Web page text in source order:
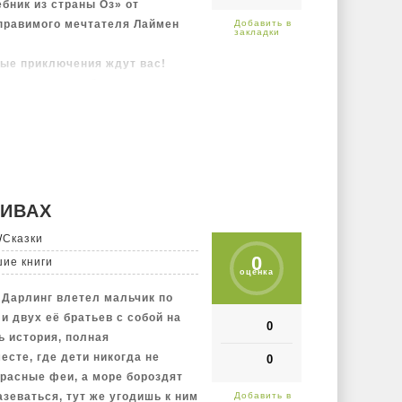
из страны Оз» от
мечтателя Лаймен
приключения ждут вас!
малышке вернуться домой?
отправляется за помощью к
Изумрудного города.
испытания на ловкость и
тому, кто теряет свою
может отказать в помощи
и отзывчивость
невероятным приключениям.
на острове вечного
битвы с коварными
0
оценка
0
0
/Сказки
книги
влетел мальчик по
двух её братьев с собой на
история, полная
где дети никогда не
феи, а море бороздят
тут же угодишь к ним